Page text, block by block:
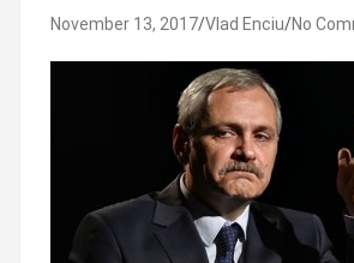
November 13, 2017 Vlad Enciu No